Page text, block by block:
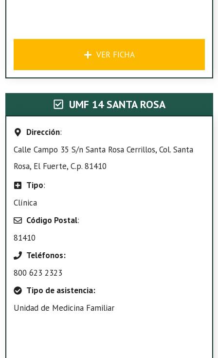
VER FICHA
UMF 14 SANTA ROSA
Dirección:
Calle Campo 35 S/n Santa Rosa Cerrillos, Col. Santa
Rosa, El Fuerte, C.p. 81410
Tipo:
Clínica
Código Postal:
81410
Teléfonos:
800 623 2323
Tipo de asistencia:
Unidad de Medicina Familiar